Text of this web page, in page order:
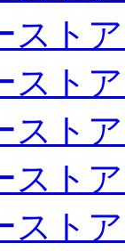
スト
スト
スト
スト
スト